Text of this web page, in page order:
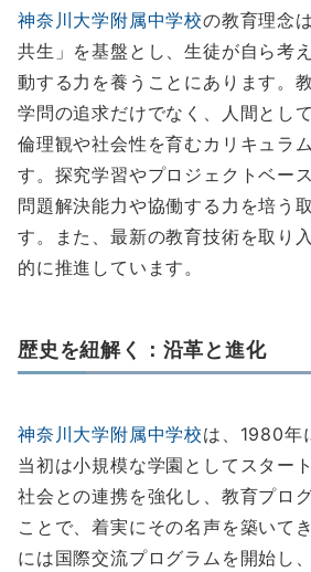
神奈川大学附属中学校の教育理念
共生」を基盤とし、生徒が自ら考
動する力を養うことにあります。
学問の追求だけでなく、人間とし
倫理観や社会性を育むカリキュラ
す。探究学習やプロジェクトベー
問題解決能力や協働する力を培う
す。また、最新の教育技術を取り
的に推進しています。
歴史を紐解く：沿革と進化
神奈川大学附属中学校は、1980年
当初は小規模な学園としてスター
社会との連携を強化し、教育プロ
ことで、着実にその名声を築いて
には国際交流プログラムを開始し